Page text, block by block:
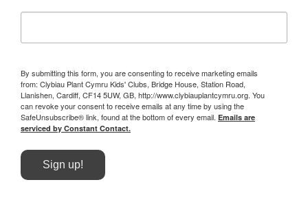
By submitting this form, you are consenting to receive marketing emails
from: Clybiau Plant Cymru Kids' Clubs, Bridge House, Station Road,
Llanishen, Cardiff, CF14 5UW, GB, http://www.clybiauplantcymru.org. You
can revoke your consent to receive emails at any time by using the
SafeUnsubscribe® link, found at the bottom of every email. Emails are
serviced by Constant Contact.
Sign up!